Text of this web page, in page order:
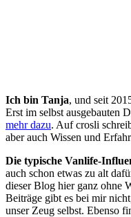
Ich bin Tanja, und seit
Erst im selbst ausgebauten
mehr dazu. Auf crosli
aber auch Wissen und
Die typische Vanlife-
auch schon etwas zu alt
dieser Blog hier ganz ohne
Beiträge gibt es bei mir
unser Zeug selbst. Ebenso